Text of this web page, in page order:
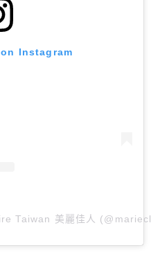
Instagram
Taiwan 美麗佳人